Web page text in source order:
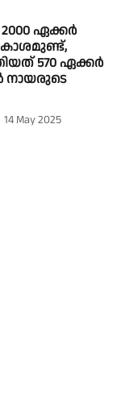
2000 ഏക്കർ
570 ഏക്കർ
നായരുടെ
14 May 2025